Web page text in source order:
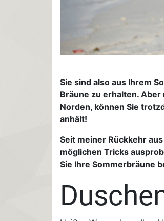
Sie sind also aus Ihrem
Bräune zu erhalten.
Norden, können Sie
anhält!
Seit meiner Rückkehr
möglichen Tricks
Sie Ihre Sommerbräune